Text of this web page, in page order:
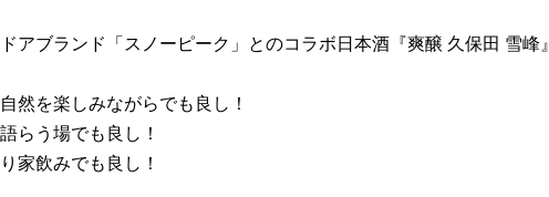
アブランド「スノーピーク」とのコラボ日本酒『爽醸 久保田 雪峰』
然を楽しみながらでも良し！
らう場でも良し！
家飲みでも良し！